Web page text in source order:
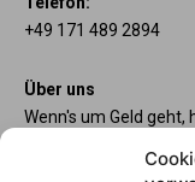
+49 171 489 2894
Über uns
Wenn's um Geld geht,
unsere starpac-